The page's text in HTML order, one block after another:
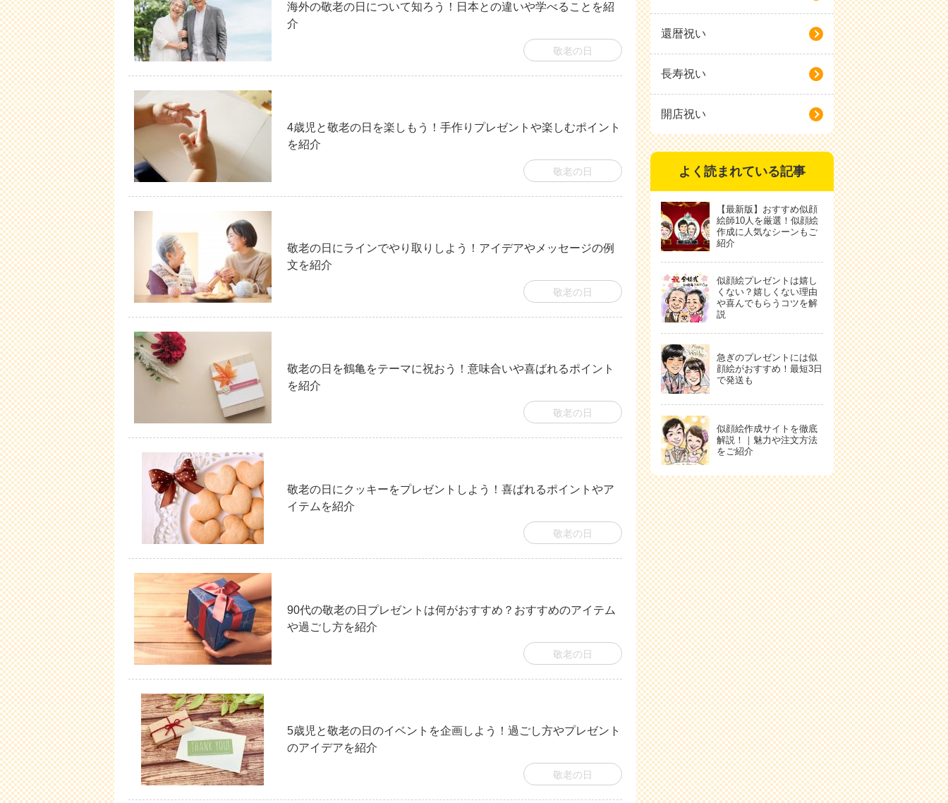
海外の敬老の日について知ろう！日本との違いや学べることを紹
介
敬老の日
4歳児と敬老の日を楽しもう！手作りプレゼントや楽しむポイント
を紹介
敬老の日
敬老の日にラインでやり取りしよう！アイデアやメッセージの例
文を紹介
敬老の日
敬老の日を鶴亀をテーマに祝おう！意味合いや喜ばれるポイント
を紹介
敬老の日
敬老の日にクッキーをプレゼントしよう！喜ばれるポイントやア
イテムを紹介
敬老の日
90代の敬老の日プレゼントは何がおすすめ？おすすめのアイテム
や過ごし方を紹介
敬老の日
5歳児と敬老の日のイベントを企画しよう！過ごし方やプレゼント
のアイデアを紹介
敬老の日
還暦祝い
長寿祝い
開店祝い
よく読まれている記事
【最新版】おすすめ似顔
絵師10人を厳選！似顔絵
作成に人気なシーンもご
紹介
似顔絵プレゼントは嬉し
くない？嬉しくない理由
や喜んでもらうコツを解
説
急ぎのプレゼントには似
顔絵がおすすめ！最短3日
で発送も
似顔絵作成サイトを徹底
解説！｜魅力や注文方法
をご紹介